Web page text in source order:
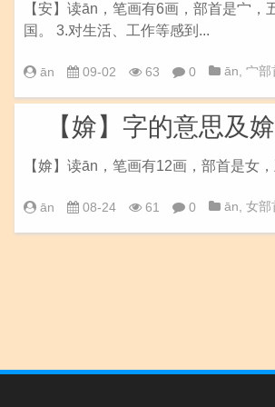
【安】读ān，笔画有6画，部首是宀
国。 3.对生活、工作等感到...
ān 09-02 63 0 ān 宀部
【媕】字的意思及
【媕】读ān，笔画有12画，部首是女
ān 08-24 61 0 ān 女部